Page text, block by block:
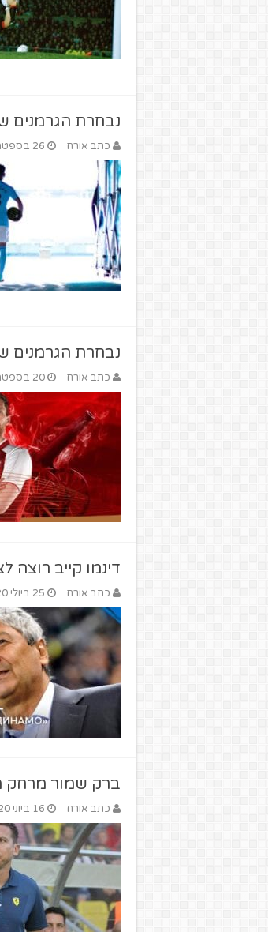
נבחרת הגרמנים
כתב אורח 26 בספטמבר 2020
נבחרת הגרמנים
כתב אורח 20 בספטמבר 2020
דינמו קייב
כתב אורח 25 ביולי 2020
ברק שמור מרחק
כתב אורח 16 ביוני 2020